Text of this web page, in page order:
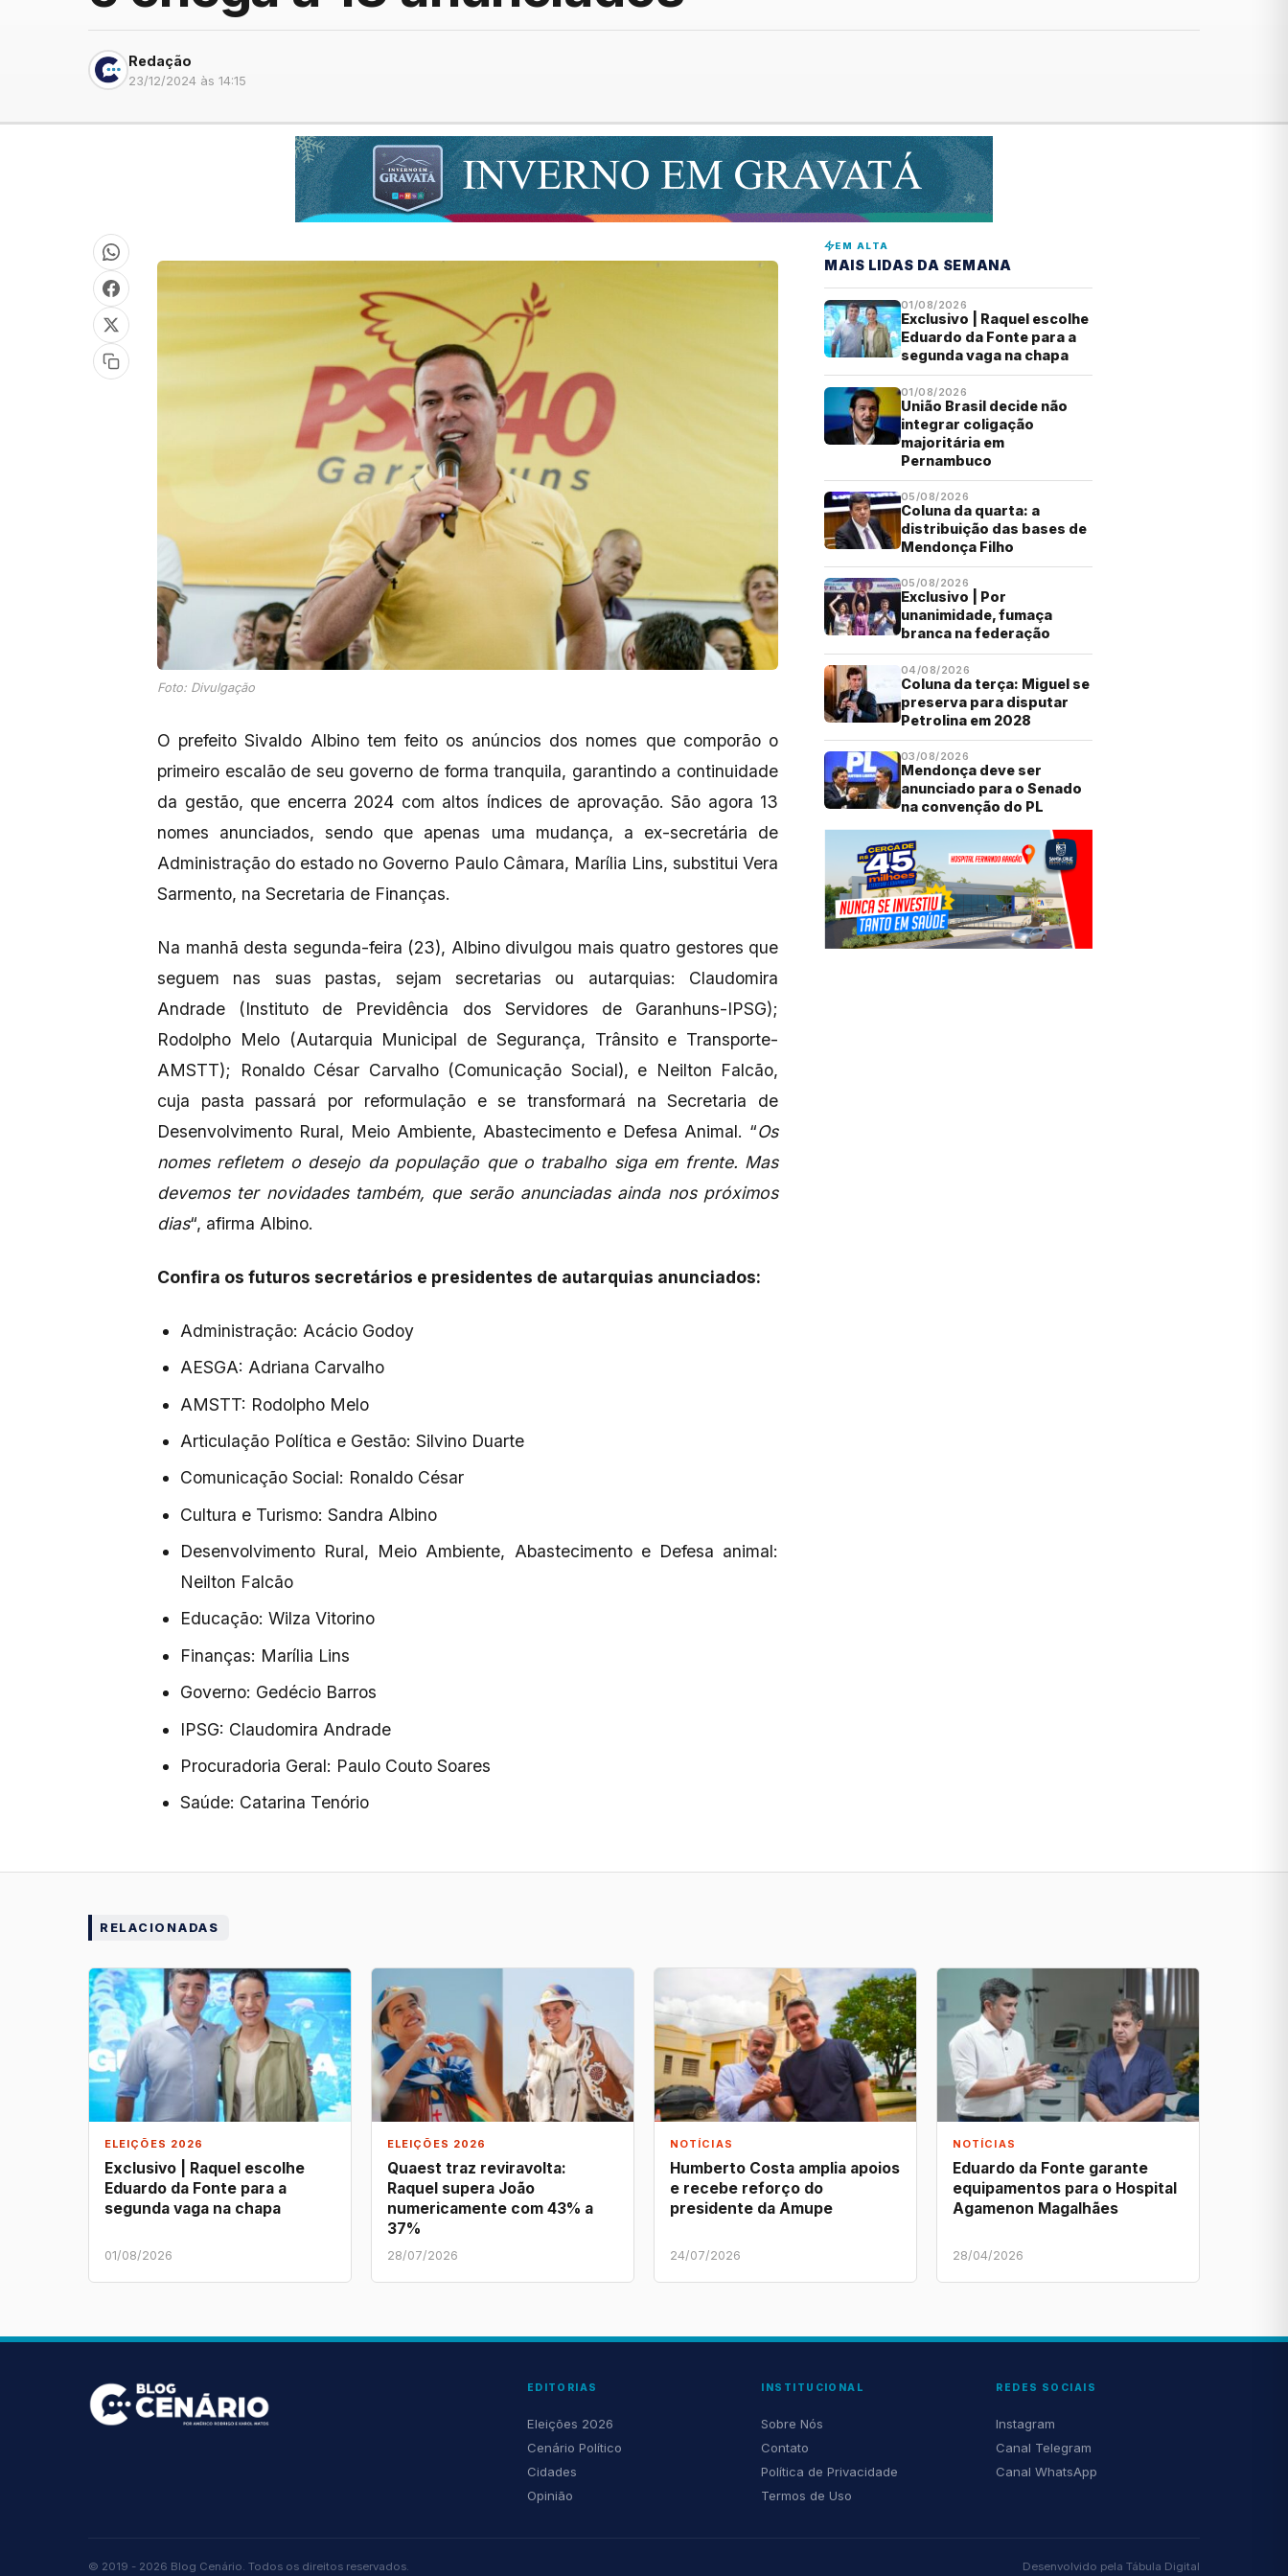
Redação
23/12/2024 às 14:15
Foto: Divulgação
O prefeito Sivaldo Albino tem feito os anúncios dos nomes que comporão o
primeiro escalão de seu governo de forma tranquila, garantindo a continuidade
da gestão, que encerra 2024 com altos índices de aprovação. São agora 13
nomes anunciados, sendo que apenas uma mudança, a ex-secretária de
Administração do estado no Governo Paulo Câmara, Marília Lins, substitui Vera
Sarmento, na Secretaria de Finanças.
Na manhã desta segunda-feira (23), Albino divulgou mais quatro gestores que
seguem nas suas pastas, sejam secretarias ou autarquias: Claudomira
Andrade (Instituto de Previdência dos Servidores de Garanhuns-IPSG);
Rodolpho Melo (Autarquia Municipal de Segurança, Trânsito e Transporte-
AMSTT); Ronaldo César Carvalho (Comunicação Social), e Neilton Falcão,
cuja pasta passará por reformulação e se transformará na Secretaria de
Desenvolvimento Rural, Meio Ambiente, Abastecimento e Defesa Animal. “Os
nomes refletem o desejo da população que o trabalho siga em frente. Mas
devemos ter novidades também, que serão anunciadas ainda nos próximos
dias“, afirma Albino.
Confira os futuros secretários e presidentes de autarquias anunciados:
Administração: Acácio Godoy
AESGA: Adriana Carvalho
AMSTT: Rodolpho Melo
Articulação Política e Gestão: Silvino Duarte
Comunicação Social: Ronaldo César
Cultura e Turismo: Sandra Albino
Desenvolvimento Rural, Meio Ambiente, Abastecimento e Defesa animal:
Neilton Falcão
Educação: Wilza Vitorino
Finanças: Marília Lins
Governo: Gedécio Barros
IPSG: Claudomira Andrade
Procuradoria Geral: Paulo Couto Soares
Saúde: Catarina Tenório
EM ALTA
MAIS LIDAS DA SEMANA
01/08/2026
Exclusivo | Raquel escolhe
Eduardo da Fonte para a
segunda vaga na chapa
01/08/2026
União Brasil decide não
integrar coligação
majoritária em
Pernambuco
05/08/2026
Coluna da quarta: a
distribuição das bases de
Mendonça Filho
05/08/2026
Exclusivo | Por
unanimidade, fumaça
branca na federação
04/08/2026
Coluna da terça: Miguel se
preserva para disputar
Petrolina em 2028
03/08/2026
Mendonça deve ser
anunciado para o Senado
na convenção do PL
RELACIONADAS
ELEIÇÕES 2026
Exclusivo | Raquel escolhe
Eduardo da Fonte para a
segunda vaga na chapa
01/08/2026
ELEIÇÕES 2026
Quaest traz reviravolta:
Raquel supera João
numericamente com 43% a
37%
28/07/2026
NOTÍCIAS
Humberto Costa amplia apoios
e recebe reforço do
presidente da Amupe
24/07/2026
NOTÍCIAS
Eduardo da Fonte garante
equipamentos para o Hospital
Agamenon Magalhães
28/04/2026
EDITORIAS
Eleições 2026
Cenário Político
Cidades
Opinião
INSTITUCIONAL
Sobre Nós
Contato
Política de Privacidade
Termos de Uso
REDES SOCIAIS
Instagram
Canal Telegram
Canal WhatsApp
© 2019 - 2026 Blog Cenário. Todos os direitos reservados. Desenvolvido pela Tábula Digital